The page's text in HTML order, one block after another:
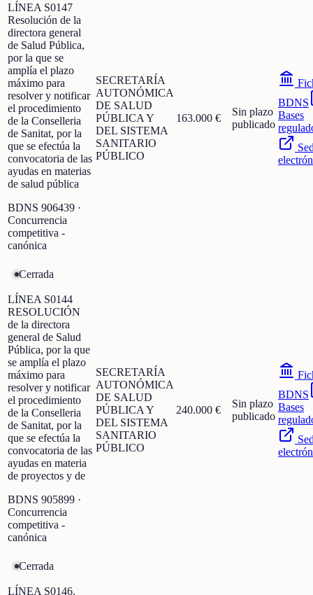
LÍNEA S0147
Resolución de la
directora general
de Salud Pública,
por la que se
amplía el plazo
máximo para
resolver y notificar
el procedimiento
de la Conselleria
de Sanitat, por la
que se efectúa la
convocatoria de las
ayudas en materias
de salud pública
BDNS 906439 ·
Concurrencia
competitiva -
canónica
SECRETARÍA
AUTONÓMICA
DE SALUD
PÚBLICA Y
DEL SISTEMA
SANITARIO
PÚBLICO
163.000 €
Sin plazo
publicado
BDNS
Bases
Cerrada
LÍNEA S0144
RESOLUCIÓN
de la directora
general de Salud
Pública, por la que
se amplía el plazo
máximo para
resolver y notificar
el procedimiento
de la Conselleria
de Sanitat, por la
que se efectúa la
convocatoria de las
ayudas en materia
de proyectos y de
BDNS 905899 ·
Concurrencia
competitiva -
canónica
SECRETARÍA
AUTONÓMICA
DE SALUD
PÚBLICA Y
DEL SISTEMA
SANITARIO
PÚBLICO
240.000 €
Sin plazo
publicado
BDNS
Bases
Cerrada
LÍNEA S0146.